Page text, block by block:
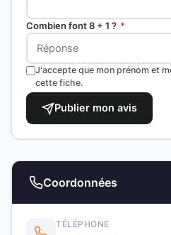
Combien font 8 + 1 ? *
J'accepte que mon prénom et
cette fiche.
Publier mon avis
Coordonnées
TÉLÉPHONE